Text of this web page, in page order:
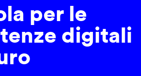
per le
digitali